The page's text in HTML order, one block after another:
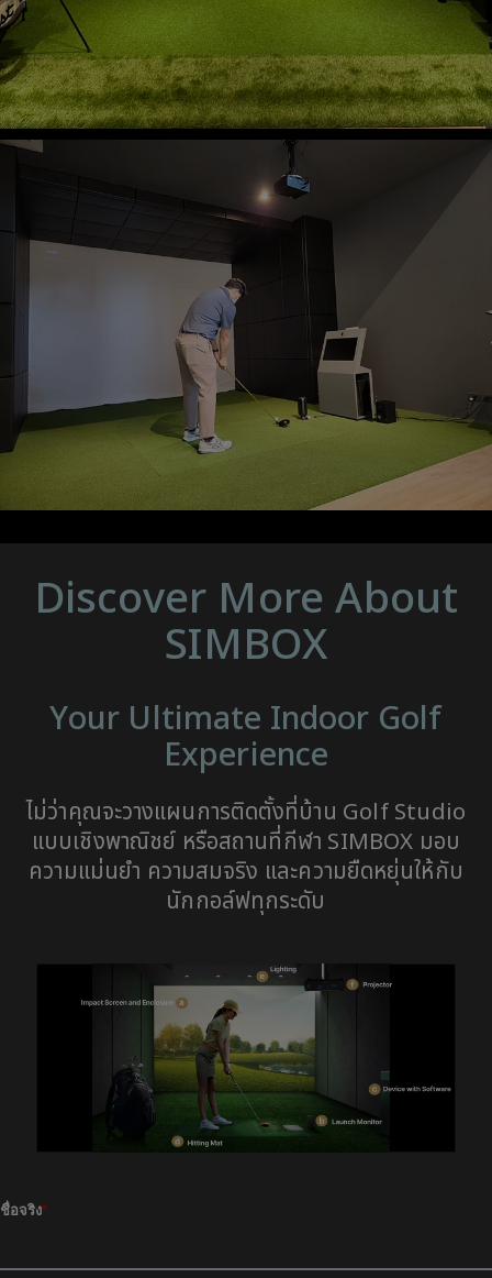
Discover More About
SIMBOX
Your Ultimate Indoor Golf
Experience
ไม่ว่าคุณจะวางแผนการติดตั้งที่บ้าน Golf Studio
แบบเชิงพาณิชย์ หรือสถานที่กีฬา SIMBOX มอบ
ความแม่นยำ ความสมจริง และความยืดหยุ่นให้กับ
นักกอล์ฟทุกระดับ